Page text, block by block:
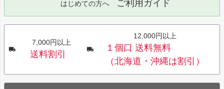
はじめての方へ ご利用ガイド
7,000円以上
送料割引
12,000円以上
１個口 送料無料
（北海道・沖縄は割引）